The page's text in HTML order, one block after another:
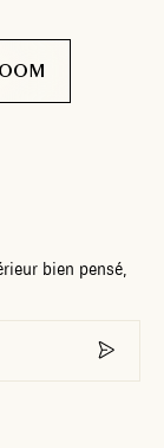
bien pensé,